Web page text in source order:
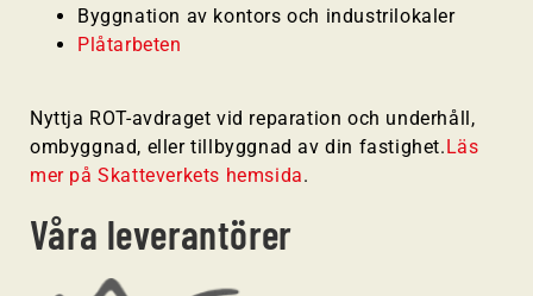
Byggnation av kontors och industrilokaler
Plåtarbeten
Nyttja ROT-avdraget vid reparation och underhåll,
ombyggnad, eller tillbyggnad av din fastighet. Läs
mer på Skatteverkets hemsida.
Våra leverantörer